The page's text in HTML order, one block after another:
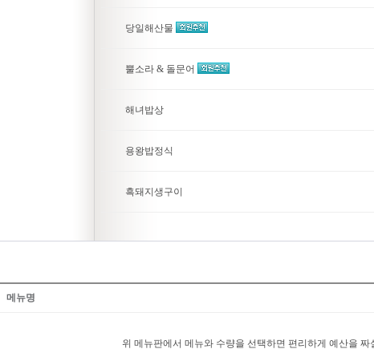
당일해산물
뿔소라 & 돌문어
해녀밥상
용왕밥정식
흑돼지생구이
메뉴명
위 메뉴판에서 메뉴와 수량을 선택하면 편리하게 예산을 짜